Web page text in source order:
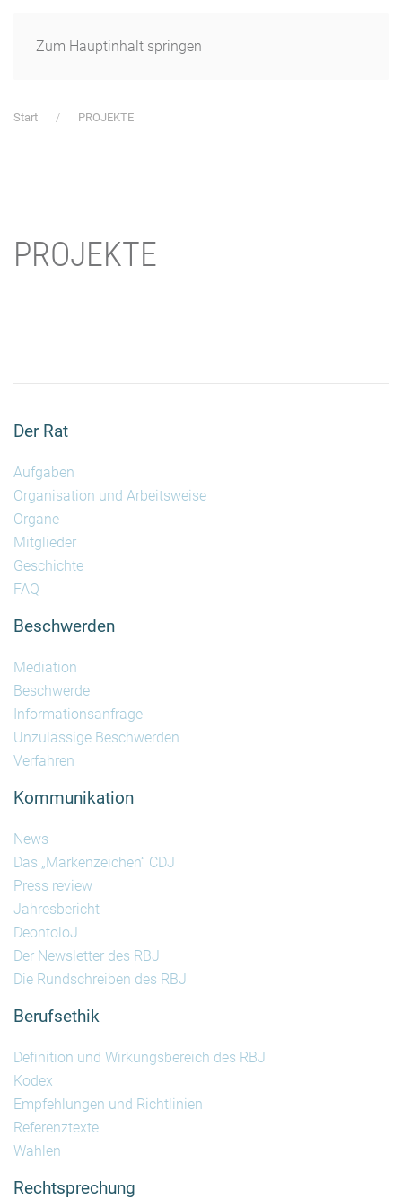
Zum Hauptinhalt springen
Start PROJEKTE
PROJEKTE
Der Rat
Aufgaben
Organisation und Arbeitsweise
Organe
Mitglieder
Geschichte
FAQ
Beschwerden
Mediation
Beschwerde
Informationsanfrage
Unzulässige Beschwerden
Verfahren
Kommunikation
News
Das „Markenzeichen“ CDJ
Press review
Jahresbericht
DeontoloJ
Der Newsletter des RBJ
Die Rundschreiben des RBJ
Berufsethik
Definition und Wirkungsbereich des RBJ
Kodex
Empfehlungen und Richtlinien
Referenztexte
Wahlen
Rechtsprechung